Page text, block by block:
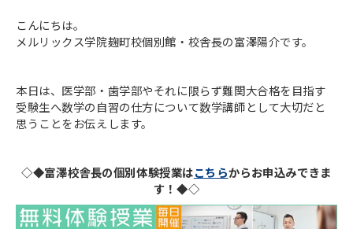
こんにちは。
メルリックス学院麹町校個別館・校舎長の富澤陽介です。
本日は、医学部・歯学部やそれに限らず難関大合格を目指す
受験生へ数学の自習の仕方について数学講師として大切だと
思うことをお伝えします。
◇◆富澤校舎長の個別体験授業はこちらからお申込みできま
す！◆◇